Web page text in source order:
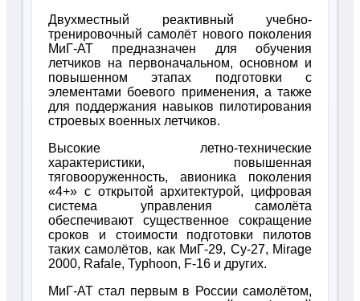
Двухместный реактивный учебно-
тренировочный самолёт нового поколения
МиГ-АТ предназначен для обучения
летчиков на первоначальном, основном и
повышенном этапах подготовки с
элементами боевого применения, а также
для поддержания навыков пилотирования
строевых военных летчиков.
Высокие летно-технические
характеристики, повышенная
тяговооруженность, авионика поколения
«4+» с открытой архитектурой, цифровая
система управления самолёта
обеспечивают существенное сокращение
сроков и стоимости подготовки пилотов
таких самолётов, как МиГ-29, Су-27, Mirage
2000, Rafale, Typhoon, F-16 и других.
МиГ-АТ стал первым в России самолётом,